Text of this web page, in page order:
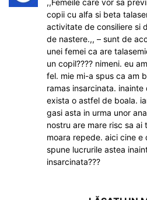
,,Femeile care vor sa
copii cu alfa si beta
activitate de consiliere si
de nastere.,, – sunt de
unei femei ca are
un copil???? nimeni. eu
fel. mie mi-a spus ca am
ramas insarcinata.
exista o astfel de boala.
gasi asta in urma unor
nostru are mare risc sa ai
moara repede. aici cine e
spune lucrurile astea
insarcinata???